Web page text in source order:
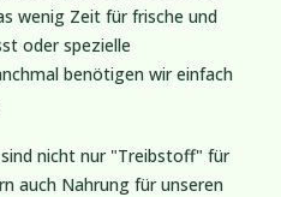
wenig Zeit für frische und
oder spezielle
benötigen wir einfach
nicht nur "Treibstoff" für
auch Nahrung für unseren